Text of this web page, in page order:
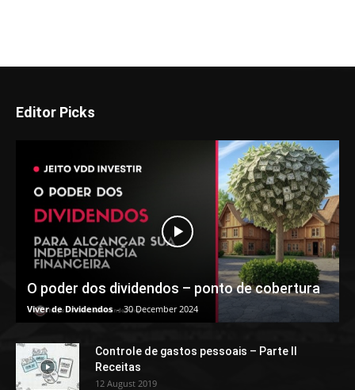
Editor Picks
O poder dos dividendos – ponto de cobertura
Viver de Dividendos - 30 December 2024
Controle de gastos pessoais – Parte II
Receitas
12 August 2019